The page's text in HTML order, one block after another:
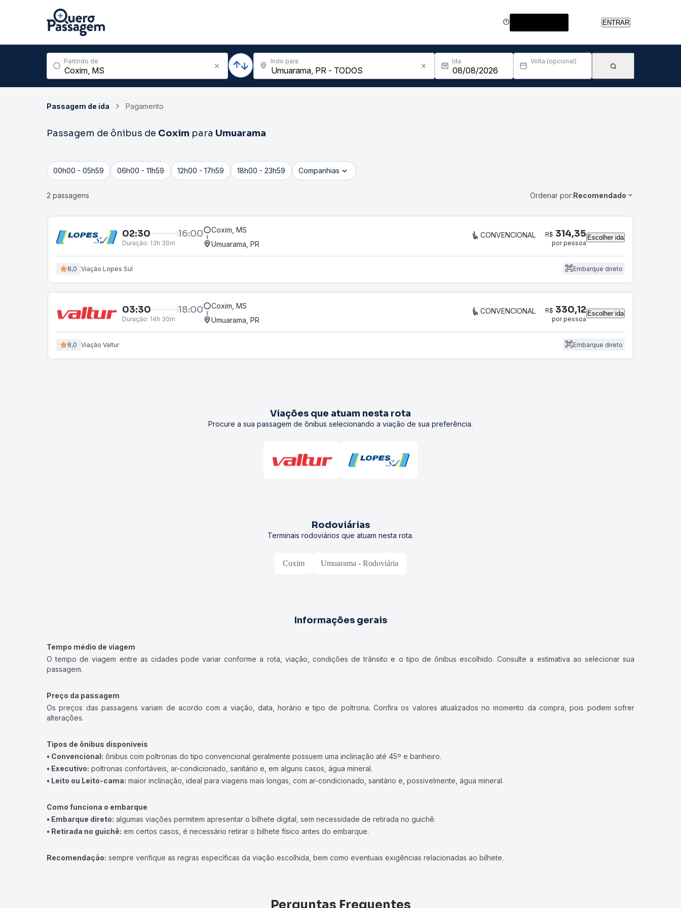
ENTRAR
Partindo de Indo para Ida Volta (opcional)
Passagem de ida Pagamento
Passagem de ônibus de Coxim para Umuarama
00h00 - 05h59 06h00 - 11h59 12h00 - 17h59 18h00 - 23h59 Companhias
2 passagens Ordenar por:Recomendado
02:30 16:00
Duração: 13h 30m
Coxim, MS
Umuarama, PR
CONVENCIONAL R$ 314,35
por pessoa
Escolher ida
8,0 Viação Lopes Sul Embarque direto
03:30 18:00
Duração: 14h 30m
Coxim, MS
Umuarama, PR
CONVENCIONAL R$ 330,12
por pessoa
Escolher ida
8,0 Viação Valtur Embarque direto
Viações que atuam nesta rota
Procure a sua passagem de ônibus selecionando a viação de sua preferência.
Rodoviárias
Terminais rodoviários que atuam nesta rota.
Coxim Umuarama - Rodoviária
Informações gerais
Tempo médio de viagem
O tempo de viagem entre as cidades pode variar conforme a rota, viação, condições de trânsito e o tipo de ônibus escolhido. Consulte a estimativa ao selecionar sua
passagem.
Preço da passagem
Os preços das passagens variam de acordo com a viação, data, horário e tipo de poltrona. Confira os valores atualizados no momento da compra, pois podem sofrer
alterações.
Tipos de ônibus disponíveis
• Convencional: ônibus com poltronas do tipo convencional geralmente possuem uma inclinação até 45º e banheiro.
• Executivo: poltronas confortáveis, ar-condicionado, sanitário e, em alguns casos, água mineral.
• Leito ou Leito-cama: maior inclinação, ideal para viagens mais longas, com ar-condicionado, sanitário e, possivelmente, água mineral.
Como funciona o embarque
• Embarque direto: algumas viações permitem apresentar o bilhete digital, sem necessidade de retirada no guichê.
• Retirada no guichê: em certos casos, é necessário retirar o bilhete físico antes do embarque.
Recomendação: sempre verifique as regras específicas da viação escolhida, bem como eventuais exigências relacionadas ao bilhete.
Perguntas Frequentes